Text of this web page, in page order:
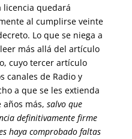
quedará
al cumplirse veinte
Lo que se niega a
más allá del artículo
cuyo tercer artículo
canales de Radio y
a que se les extienda
más, salvo que
definitivamente firme
haya comprobado faltas